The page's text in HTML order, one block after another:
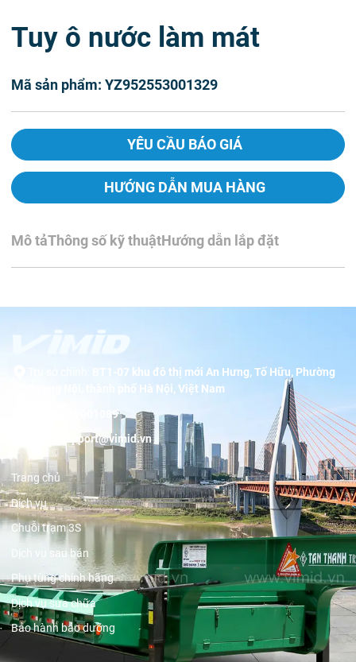
Tuy ô nước làm mát
Mã sản phẩm: YZ952553001329
YÊU CẦU BÁO GIÁ
HƯỚNG DẪN MUA HÀNG
Mô tảThông số kỹ thuậtHướng dẫn lắp đặt
BT1-07 khu đô thị mới An Hưng, Tố Hữu, Phường
Dương Nội, thành phố Hà Nội, Việt Nam
19001089
support@vimid.vn
Trang chủ
Dịch vụ
Chuỗi trạm 3S
Dịch vụ sau bán
Phụ tùng chính hãng
Dịch vụ sửa chữa
Bảo hành bảo dưỡng